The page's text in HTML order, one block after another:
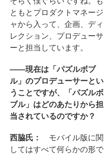
ともとプロダクトマネージ
ャから入って、企画、ディ
レクション、プロデューサ
ーと担当しています。
――現在は「パズルボブ
ル」のプロデューサーとい
うことですが、「パズルボ
ブル」はどのあたりから担
当されているのですか？
西脇氏：
モバイル版に関
してはすべて何らかの形で